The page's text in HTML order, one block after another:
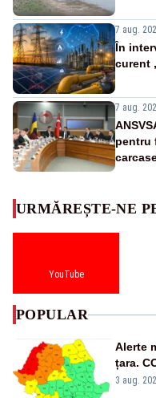
7 aug.
În
curent
7 aug.
pentru
URMĂREȘTE-NE
YouTube
POPULAR
Alerte
țara.
3 aug.